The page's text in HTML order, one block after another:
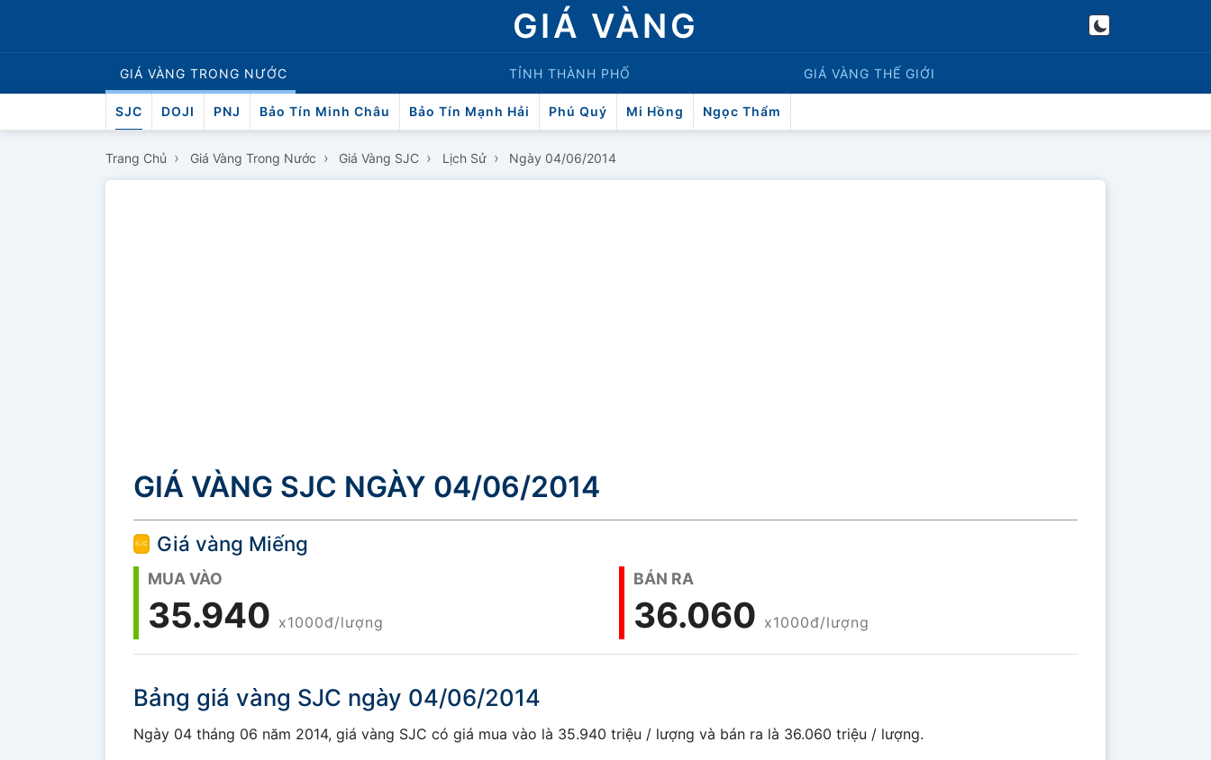
GIÁ VÀNG
GIÁ VÀNG TRONG NƯỚC TỈNH THÀNH PHỐ GIÁ VÀNG THẾ GIỚI
SJC DOJI PNJ Bảo Tín Minh Châu Bảo Tín Mạnh Hải Phú Quý Mi Hồng Ngọc Thẩm
Trang Chủ › Giá Vàng Trong Nước › Giá Vàng SJC › Lịch Sử› Ngày 04/06/2014
GIÁ VÀNG SJC NGÀY 04/06/2014
Giá vàng Miếng
MUA VÀO
35.940 x1000đ/lượng
BÁN RA
36.060 x1000đ/lượng
Bảng giá vàng SJC ngày 04/06/2014
Ngày 04 tháng 06 năm 2014, giá vàng SJC có giá mua vào là 35.940 triệu / lượng và bán ra là 36.060 triệu / lượng.